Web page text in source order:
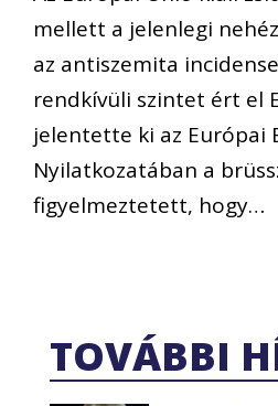
mellett a jelenlegi
az antiszemita
rendkívüli szintet ért el
jelentette ki az Európai
Nyilatkozatában a
figyelmeztetett, hogy…
TOVÁBBI